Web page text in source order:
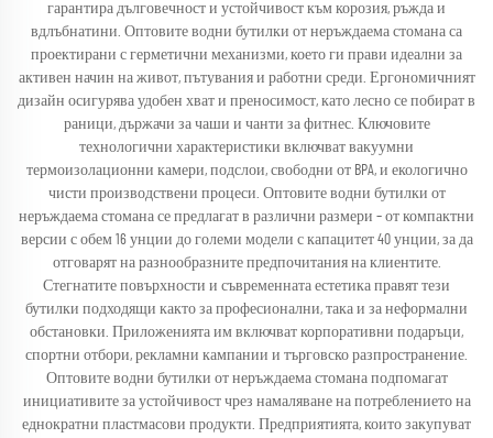
гарантира дълговечност и устойчивост към корозия, ръжда и
вдлъбнатини. Оптовите водни бутилки от неръждаема стомана са
проектирани с герметични механизми, което ги прави идеални за
активен начин на живот, пътувания и работни среди. Ергономичният
дизайн осигурява удобен хват и преносимост, като лесно се побират в
раници, държачи за чаши и чанти за фитнес. Ключовите
технологични характеристики включват вакуумни
термоизолационни камери, подслои, свободни от BPA, и екологично
чисти производствени процеси. Оптовите водни бутилки от
неръждаема стомана се предлагат в различни размери – от компактни
версии с обем 16 унции до големи модели с капацитет 40 унции, за да
отговарят на разнообразните предпочитания на клиентите.
Стегнатите повърхности и съвременната естетика правят тези
бутилки подходящи както за професионални, така и за неформални
обстановки. Приложенията им включват корпоративни подаръци,
спортни отбори, рекламни кампании и търговско разпространение.
Оптовите водни бутилки от неръждаема стомана подпомагат
инициативите за устойчивост чрез намаляване на потреблението на
еднократни пластмасови продукти. Предприятията, които закупуват